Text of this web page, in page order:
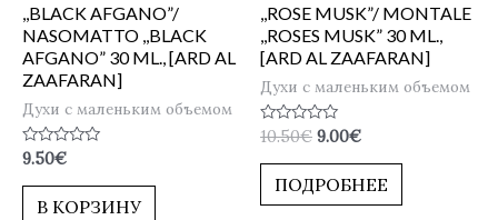
,,BLACK AFGANO”/
NASOMATTO ,,BLACK
AFGANO” 30 ML., [ARD AL
ZAAFARAN]
Духи с маленьким объемом
Оценка
из
9.50€
В КОРЗИНУ
,,ROSE MUSK”/ MONTALE
,,ROSES MUSK” 30 ML.,
[ARD AL ZAAFARAN]
Духи с маленьким объемом
Оценка
из
10.50€ 9.00€
ПОДРОБНЕЕ